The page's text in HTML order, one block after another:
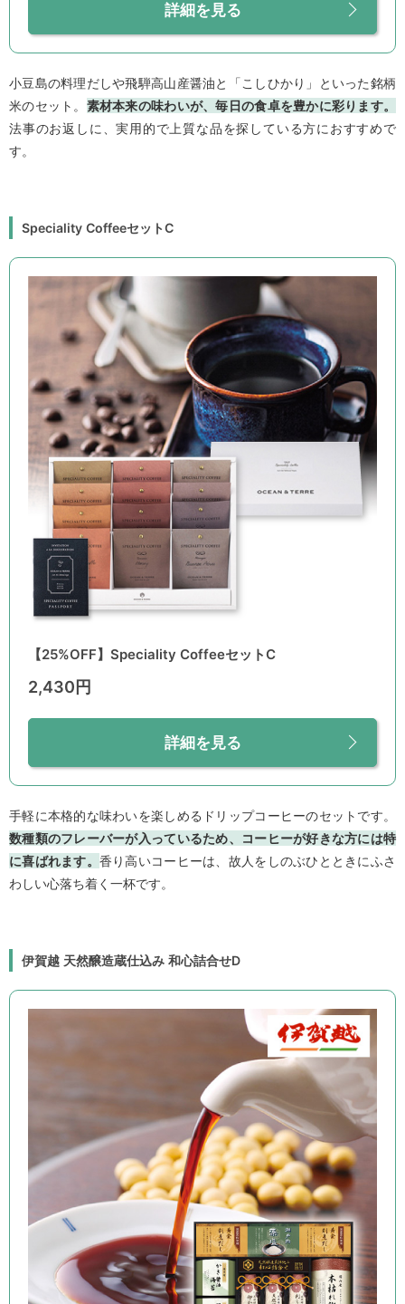
詳細を見る
小豆島の料理だしや飛騨高山産醤油と「こしひかり」といった銘柄
米のセット。 素材本来の味わいが、毎日の食卓を豊かに彩ります。
法事のお返しに、実用的で上質な品を探している方におすすめで
す。
Speciality CoffeeセットC
【25%OFF】Speciality CoffeeセットC
2,430円
詳細を見る
手軽に本格的な味わいを楽しめるドリップコーヒーのセットです。
数種類のフレーバーが入っているため、コーヒーが好きな方には特
に喜ばれます。 香り高いコーヒーは、故人をしのぶひとときにふさ
わしい心落ち着く一杯です。
伊賀越 天然醸造蔵仕込み 和心詰合せD